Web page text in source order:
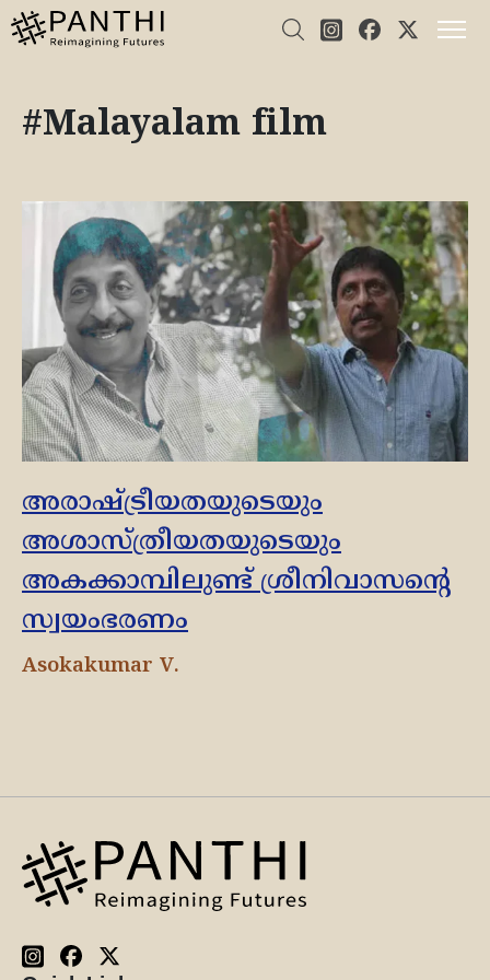
#Malayalam film
അരാഷ്ട്രീയതയുടെയും
അശാസ്ത്രീയതയുടെയും
അകക്കാമ്പിലുണ്ട് ശ്രീനിവാസൻ്റെ
സ്വയംഭരണം
Asokakumar V.